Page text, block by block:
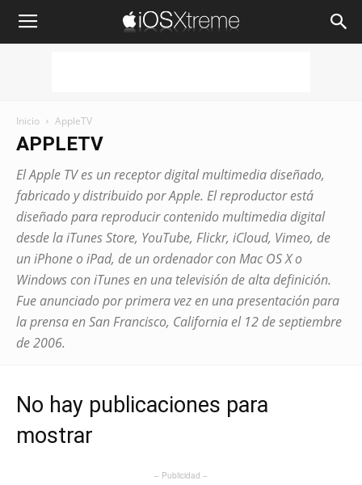
iOSXtreme
Inicio AppleTV
APPLETV
El Apple TV es un receptor digital multimedia diseñado,
fabricado y distribuido por Apple. El reproductor está
diseñado para reproducir contenido multimedia digital
desde la iTunes Store, YouTube, Flickr, iCloud, Vimeo, de
un iPhone o iPad, de un ordenador con Mac OS X o
Windows con iTunes en una televisión de alta definición.
Fue anunciado por primera vez en una presentación para
la prensa en San Francisco, California el 12 de septiembre
de 2006.
No hay publicaciones para
mostrar
– Publicidad –